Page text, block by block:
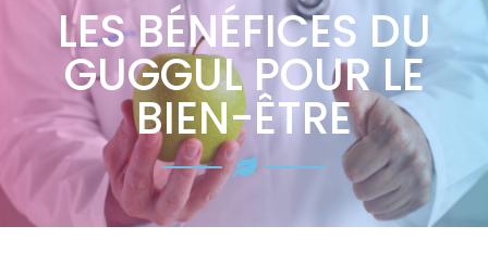
LES BÉNÉFICES DU
GUGGUL POUR LE
BIEN-ÊTRE